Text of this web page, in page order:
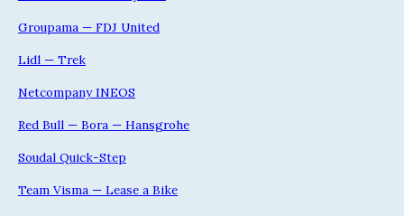
Groupama — FDJ United
Lidl — Trek
Netcompany INEOS
Red Bull — Bora — Hansgrohe
Soudal Quick-Step
Team Visma — Lease a Bike